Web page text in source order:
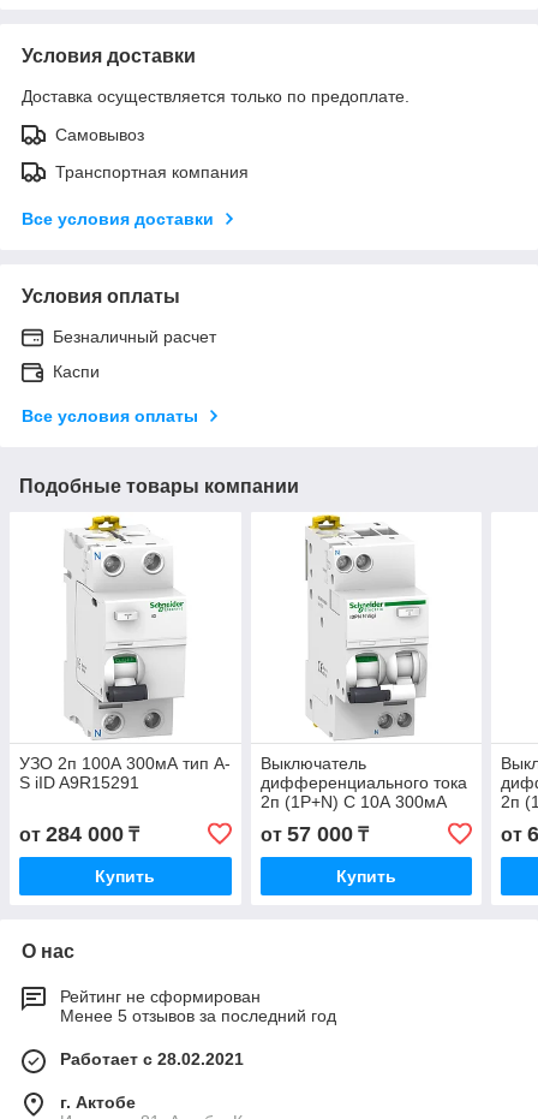
Условия доставки
Доставка осуществляется только по предоплате.
Самовывоз
Транспортная компания
Все условия доставки
Условия оплаты
Безналичный расчет
Каспи
Все условия оплаты
Подобные товары компании
УЗО 2п 100А 300мА тип A-
S iID A9R15291
от 284 000 ₸
Купить
Выключатель
дифференциального тока
2п (1P+N) C 10А 300мА
тип AC 6кА iDPN N VIGI
Acti9 A9D41610
от 57 000₸
Купить
2п
от
О нас
Рейтинг не сформирован
Менее 5 отзывов за последний год
Работает с 28.02.2021
г. Актобе